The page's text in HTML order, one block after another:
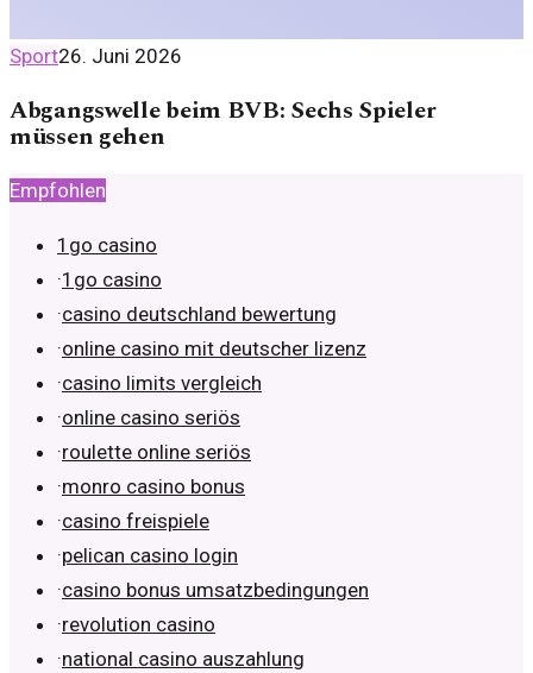
Sport26. Juni 2026
Abgangswelle beim BVB: Sechs Spieler
müssen gehen
Empfohlen
1go casino
·1go casino
·casino deutschland bewertung
·online casino mit deutscher lizenz
·casino limits vergleich
·online casino seriös
·roulette online seriös
·monro casino bonus
·casino freispiele
·pelican casino login
·casino bonus umsatzbedingungen
·revolution casino
·national casino auszahlung